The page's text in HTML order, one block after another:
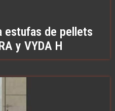
estufas de pellets
y VYDA H